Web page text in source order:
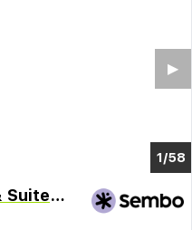
1/52
▶︎
Anais Collection Hotels & Suites by GHH